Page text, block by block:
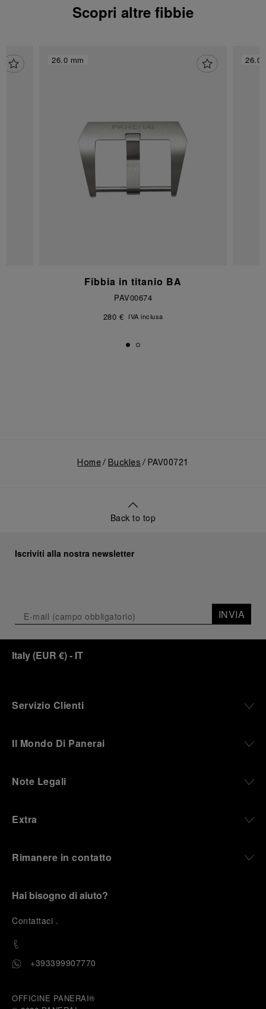
Scopri altre fibbie
26.0 mm
Fibbia in titanio BA
PAV00674
280 € IVA inclusa
26.0
Home Buckles PAV00721
Back to top
Iscriviti alla nostra newsletter
INVIA
Italy(EUR €)- IT
Servizio Clienti
Il Mondo Di Panerai
Note Legali
Extra
Rimanere in contatto
Hai bisogno di aiuto?
Contattaci .
+393399907770
OFFICINE PANERAI®